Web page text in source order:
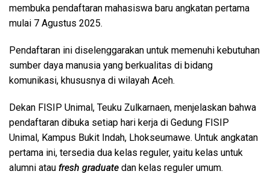
membuka pendaftaran mahasiswa baru angkatan pertama
mulai 7 Agustus 2025.
Pendaftaran ini diselenggarakan untuk memenuhi kebutuhan
sumber daya manusia yang berkualitas di bidang
komunikasi, khususnya di wilayah Aceh.
Dekan FISIP Unimal, Teuku Zulkarnaen, menjelaskan bahwa
pendaftaran dibuka setiap hari kerja di Gedung FISIP
Unimal, Kampus Bukit Indah, Lhokseumawe. Untuk angkatan
pertama ini, tersedia dua kelas reguler, yaitu kelas untuk
alumni atau fresh graduate dan kelas reguler umum.